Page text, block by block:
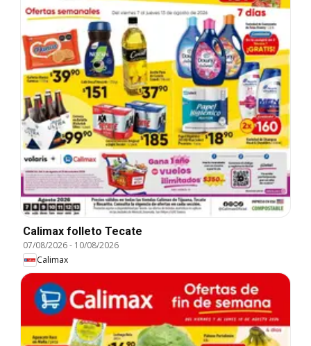
Calimax folleto Tecate
07/08/2026- 10/08/2026
Calimax